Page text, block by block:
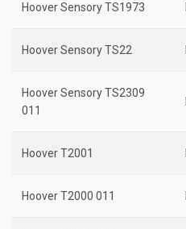
Hoover Sensory TS1973
Hoover Sensory TS22
Hoover Sensory TS2309
011
Hoover T2001
Hoover T2000 011